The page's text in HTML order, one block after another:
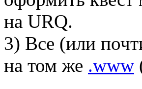
на URQ.
3) Все (или
на том же .www